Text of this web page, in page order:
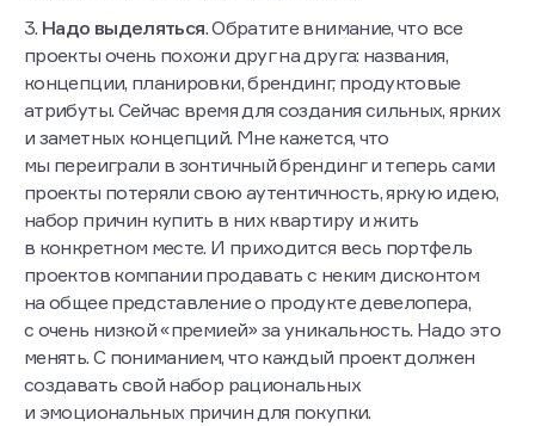
3. Надо выделяться. Обратите внимание, что все
проекты очень похожи друг на друга: названия,
концепции, планировки, брендинг, продуктовые
атрибуты. Сейчас время для создания сильных, ярких
и заметных концепций. Мне кажется, что
мы переиграли в зонтичный брендинг и теперь сами
проекты потеряли свою аутентичность, яркую идею,
набор причин купить в них квартиру и жить
в конкретном месте. И приходится весь портфель
проектов компании продавать с неким дисконтом
на общее представление о продукте девелопера,
с очень низкой «премией» за уникальность. Надо это
менять. С пониманием, что каждый проект должен
создавать свой набор рациональных
и эмоциональных причин для покупки.